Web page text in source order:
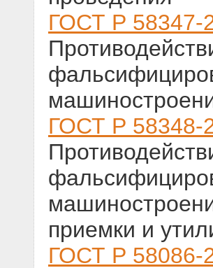
ГОСТ Р 58347-
ГОСТ Р 58348-
приемки и
ГОСТ Р 58086-